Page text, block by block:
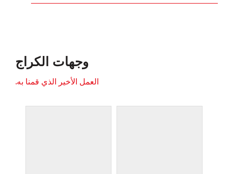
وجهات الكراج
العمل الأخير الذي قمنا به.